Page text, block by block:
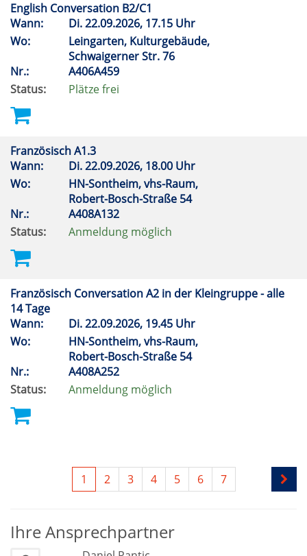
English Conversation B2/C1
Wann:
Di.22.09.2026, 17.15 Uhr
Wo:
Leingarten, Kulturgebäude,
Schwaigerner Str. 76
Nr.:
A406A459
Status:
Plätze frei
Französisch A1.3
Wann:
Di.22.09.2026, 18.00 Uhr
Wo:
HN-Sontheim, vhs-Raum,
Robert-Bosch-Straße 54
Nr.:
A408A132
Status:
Anmeldung möglich
Französisch Conversation A2 in der Kleingruppe - alle
14 Tage
Wann:
Di.22.09.2026, 19.45 Uhr
Wo:
HN-Sontheim, vhs-Raum,
Robert-Bosch-Straße 54
Nr.:
A408A252
Status:
Anmeldung möglich
1 2 3 4 5 6 7
Ihre Ansprechpartner